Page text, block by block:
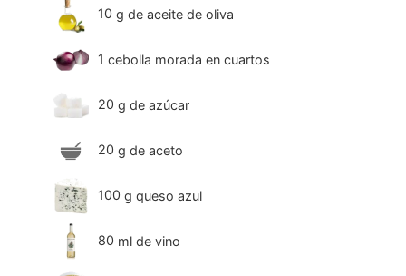
10 g de aceite de oliva
1 cebolla morada en cuartos
20 g de azúcar
20 g de aceto
100 g queso azul
80 ml de vino